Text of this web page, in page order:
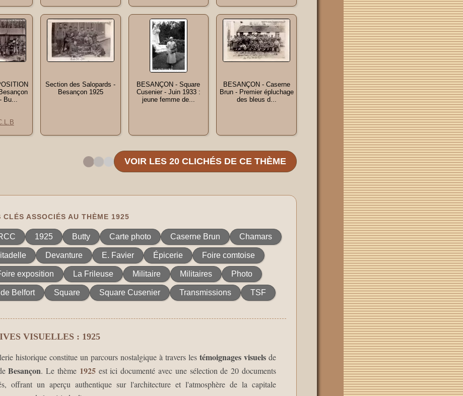
Bu...
Section des Salopards -
Besançon 1925
BESANÇON - Square
Cusenier - Juin 1933 :
jeune femme de...
BESANÇON - Caserne
Brun - Premier épluchage
des bleus d...
VOIR LES 20 CLICHÉS DE CE THÈME
CLÉS ASSOCIÉS AU THÈME 1925
1925 Butty Carte photo Caserne Brun Chamars
Devanture E. Favier Épicerie Foire comtoise
exposition La Frileuse Militaire Militaires Photo
Belfort Square Square Cusenier Transmissions TSF
VISUELLES : 1925
historique constitue un parcours nostalgique à travers les témoignages visuels de
Besançon. Le thème 1925est ici documenté avec une sélection de 20 documents
offrant un aperçu authentique sur l'architecture et l'atmosphère de la capitale